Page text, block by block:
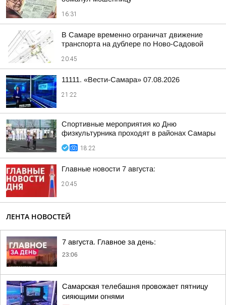
16:31
В Самаре временно ограничат движение
транспорта на дублере по Ново-Садовой
20:45
11111. «Вести-Самара» 07.08.2026
21:22
Спортивные мероприятия ко Дню
физкультурника проходят в районах Самары
18:22
Главные новости 7 августа:
20:45
ЛЕНТА НОВОСТЕЙ
7 августа. Главное за день:
23:06
Самарская телебашня провожает пятницу
сияющими огнями